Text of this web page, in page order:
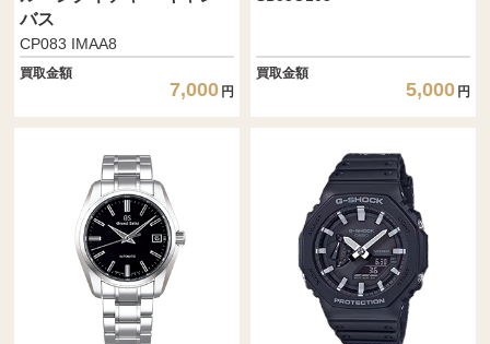
バス
CP083 IMAA8
買取金額
7,000 円
買取金額
5,000 円